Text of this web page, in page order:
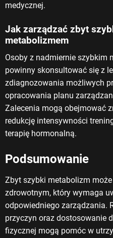
medycznej.
Jak zarządzać zbyt
metabolizmem
Osoby z nadmiernie szybkim
powinny skonsultować się z
zdiagnozowania możliwych
opracowania planu
Zalecenia mogą obejmować
redukcję intensywności
terapię hormonalną.
Podsumowanie
Zbyt szybki metabolizm
zdrowotnym, który wymaga
odpowiedniego zarządzania.
przyczyn oraz dostosowanie
fizycznej mogą pomóc w